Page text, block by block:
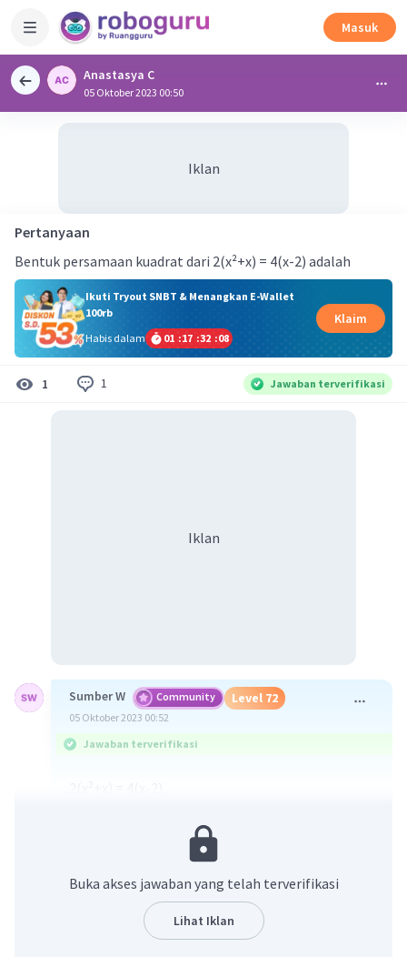
Masuk
Anastasya C
05 Oktober 2023 00:50
Iklan
Pertanyaan
Bentuk persamaan kuadrat dari 2(x²+x) = 4(x-2) adalah
Ikuti Tryout SNBT & Menangkan E-Wallet
100rb
Habis dalam
01 :17 :32 :07
Klaim
1 1 Jawaban terverifikasi
Iklan
Sumber W Community Level 72
05 Oktober 2023 00:52
Jawaban terverifikasi
x²- x + 4 = 0
(setelah dibagi 2)
Beri Rating· 0 ) Balas
Buka akses jawaban yang telah terverifikasi
Lihat Iklan